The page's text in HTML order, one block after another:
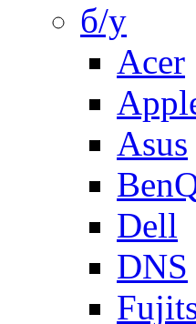
б/у
Acer
Asus
Dell
DNS